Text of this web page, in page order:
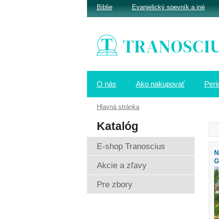
O nás Ako nakupovať
Katalóg
E-shop Tranoscius
Akcie a zľavy
Pre zbory
Biblie Evanjelický spevník a iné
Hlavná stránka